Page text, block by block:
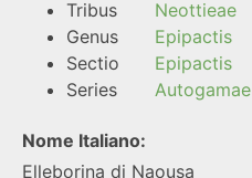
Tribus
Neottieae
Genus
Epipactis
Sectio
Epipactis
Series
Autogamae
Nome Italiano:
Elleborina di Naousa